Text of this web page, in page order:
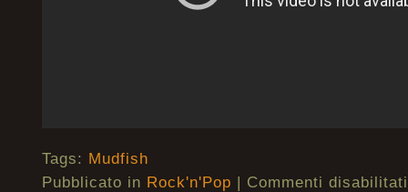
Tags: Mudfish
Pubblicato in Rock'n'Pop | Commenti disabilitati